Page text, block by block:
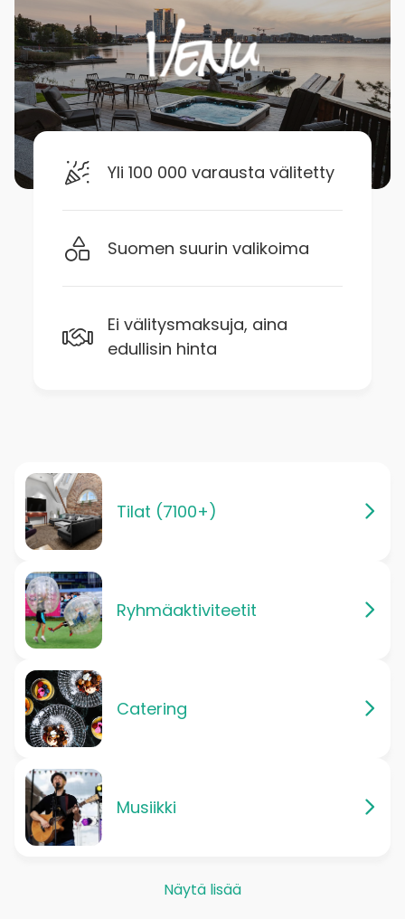
Yli 100 000 varausta välitetty
Suomen suurin valikoima
Ei välitysmaksuja, aina
edullisin hinta
Tilat (7100+)
Ryhmäaktiviteetit
Catering
Musiikki
Näytä lisää